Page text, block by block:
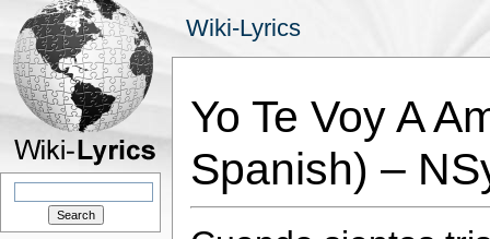
Wiki-Lyrics
Search
Yo Te Voy A
Spanish) –